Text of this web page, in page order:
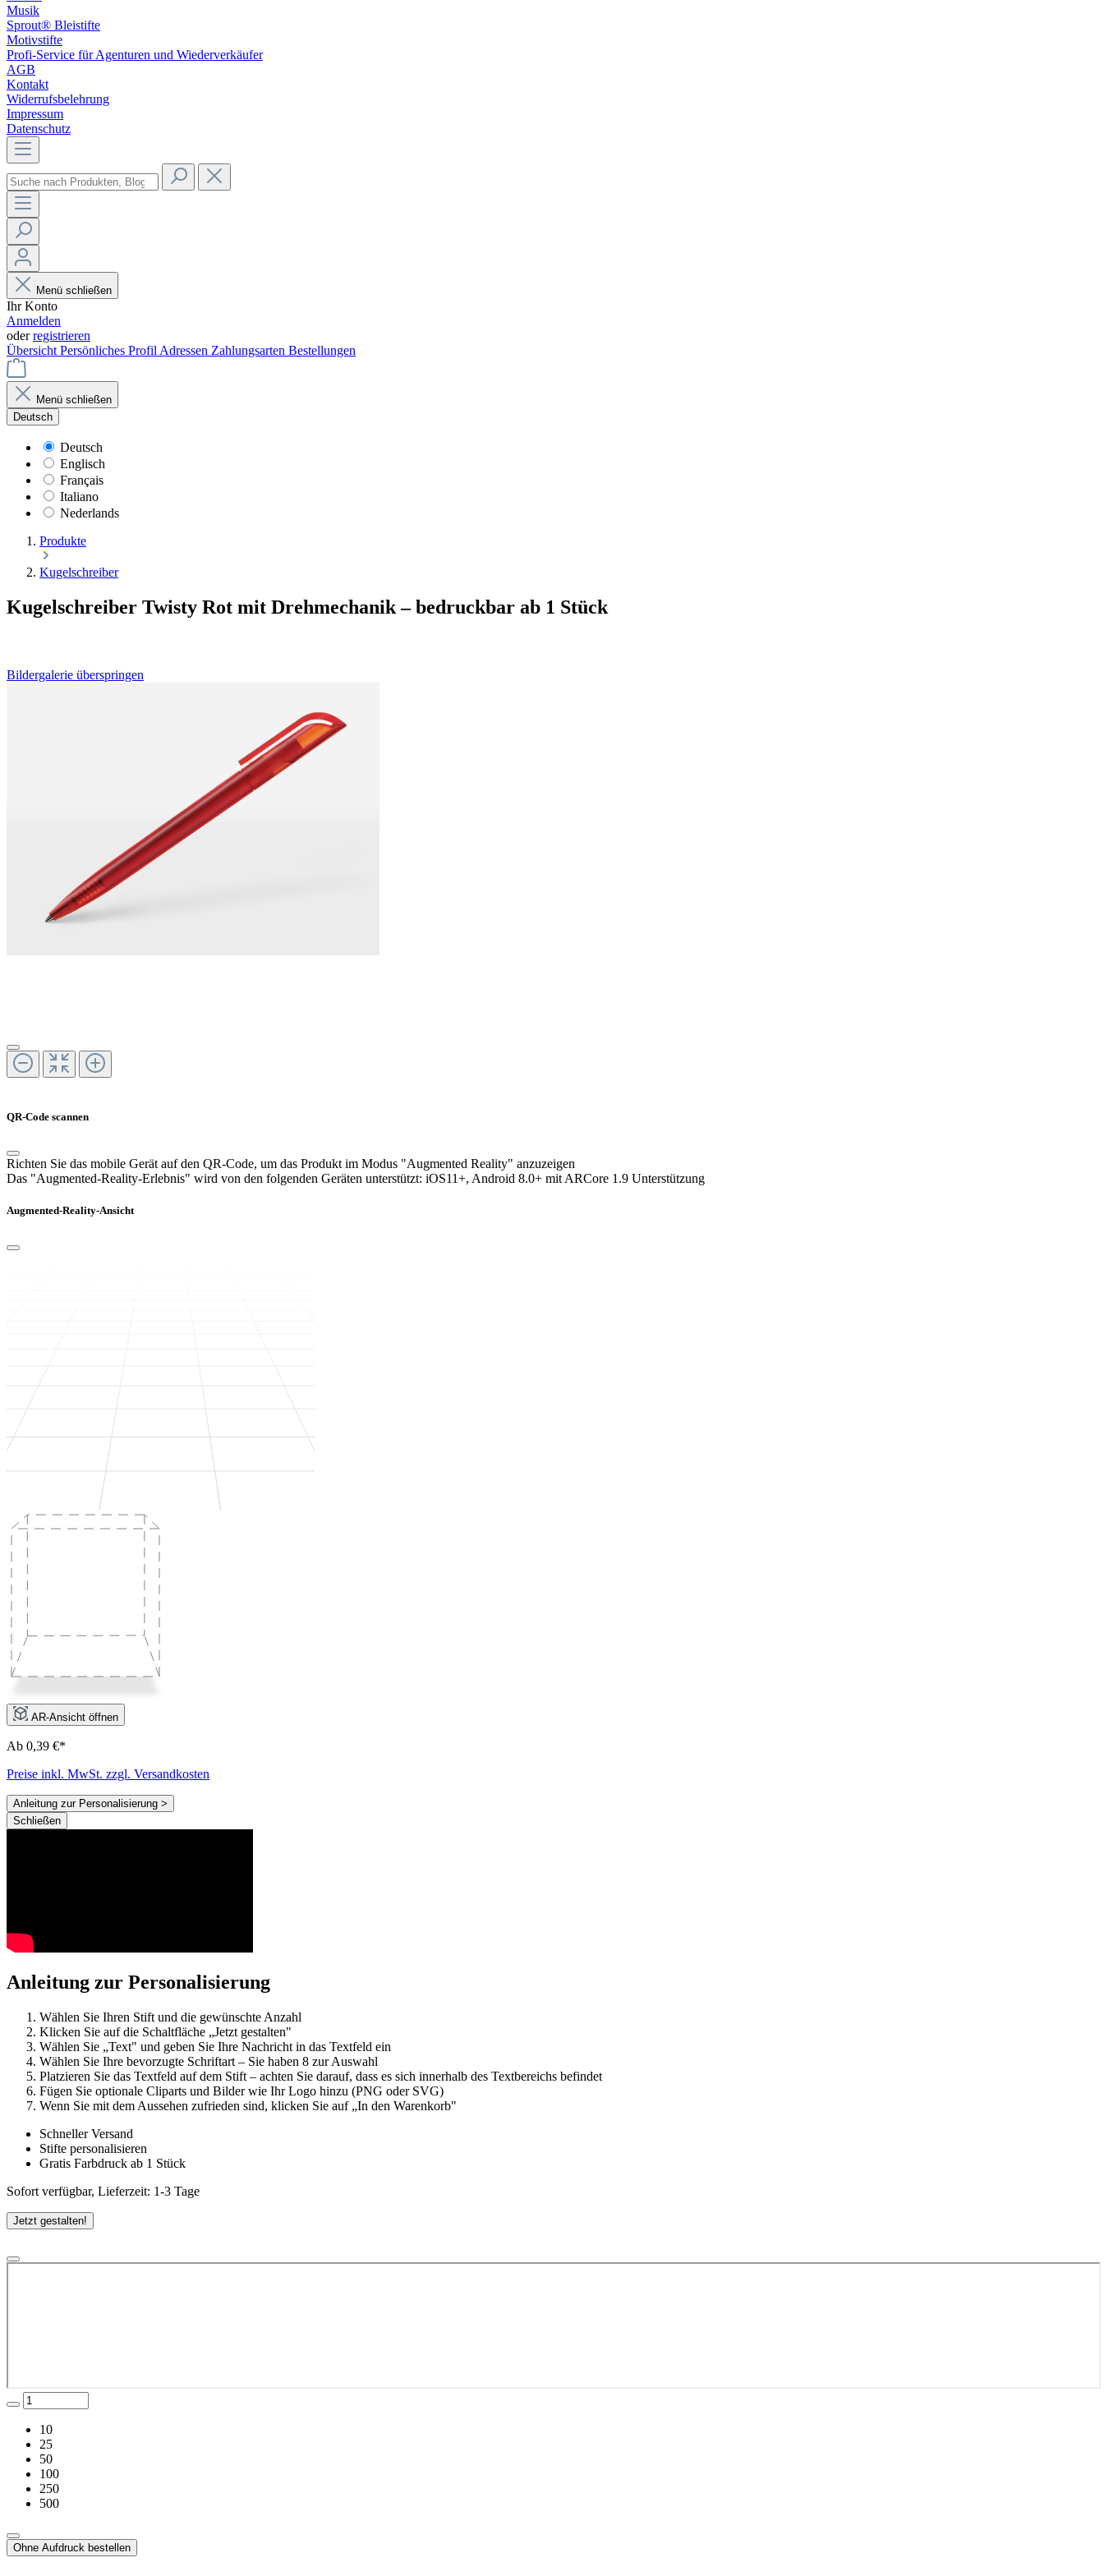
Musik
Sprout® Bleistifte
Motivstifte
Profi-Service für Agenturen und Wiederverkäufer
AGB
Kontakt
Widerrufsbelehrung
Impressum
Datenschutz
Menü schließen
Ihr Konto
Anmelden
oderregistrieren
Übersicht Persönliches Profil Adressen Zahlungsarten Bestellungen
Menü schließen
Deutsch
Deutsch
Englisch
Français
Italiano
Nederlands
Produkte
Kugelschreiber
Kugelschreiber Twisty Rot mit Drehmechanik – bedruckbar ab 1 Stück
Bildergalerie überspringen
QR-Code scannen
Richten Sie das mobile Gerät auf den QR-Code, um das Produkt im Modus "Augmented Reality" anzuzeigen
Das "Augmented-Reality-Erlebnis" wird von den folgenden Geräten unterstützt: iOS11+, Android 8.0+ mit ARCore 1.9 Unterstützung
Augmented-Reality-Ansicht
AR-Ansicht öffnen
Ab 0,39 €*
Preise inkl. MwSt. zzgl. Versandkosten
Anleitung zur Personalisierung >
Schließen
Anleitung zur Personalisierung
Wählen Sie Ihren Stift und die gewünschte Anzahl
Klicken Sie auf die Schaltfläche „Jetzt gestalten"
Wählen Sie „Text" und geben Sie Ihre Nachricht in das Textfeld ein
Wählen Sie Ihre bevorzugte Schriftart – Sie haben 8 zur Auswahl
Platzieren Sie das Textfeld auf dem Stift – achten Sie darauf, dass es sich innerhalb des Textbereichs befindet
Fügen Sie optionale Cliparts und Bilder wie Ihr Logo hinzu (PNG oder SVG)
Wenn Sie mit dem Aussehen zufrieden sind, klicken Sie auf „In den Warenkorb"
Schneller Versand
Stifte personalisieren
Gratis Farbdruck ab 1 Stück
Sofort verfügbar, Lieferzeit: 1-3 Tage
Jetzt gestalten!
10
25
50
100
250
500
Ohne Aufdruck bestellen